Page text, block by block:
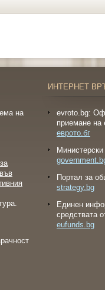
на
ИНТЕРНЕТ
evroto.bg:
приемане на
еврото.бг
Портал за
strategy.bg
Eдинен
средствата
eufunds.bg